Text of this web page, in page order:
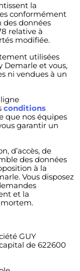
la
conformément
données
relative à
modifiée.
utilisées
Demarle et vous,
ni vendues à un
conditions
que nos équipes
garantir un
d’accès, de
des données
à la
Vous disposez
et la
GUY
de 622600